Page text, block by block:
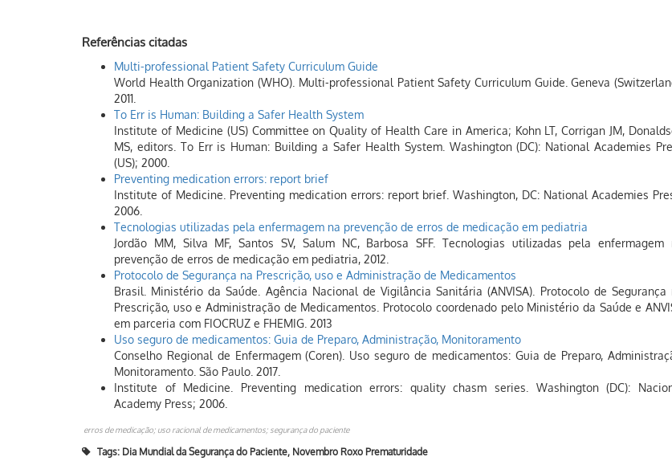
Referências citadas
Multi-professional Patient Safety Curriculum Guide
World Health Organization (WHO). Multi-professional Patient Safety Curriculum Guide. Geneva
2011.
To Err is Human: Building a Safer Health System
Institute of Medicine (US) Committee on Quality of Health Care in America; Kohn LT, Corrigan JM,
MS, editors. To Err is Human: Building a Safer Health System. Washington (DC): National Academies
(US); 2000.
Preventing medication errors: report brief
Institute of Medicine. Preventing medication errors: report brief. Washington, DC: National Academies
2006.
Tecnologias utilizadas pela enfermagem na prevenção de erros de medicação em pediatria
Jordão MM, Silva MF, Santos SV, Salum NC, Barbosa SFF. Tecnologias utilizadas pela enfermagem
prevenção de erros de medicação em pediatria, 2012.
Protocolo de Segurança na Prescrição, uso e Administração de Medicamentos
Brasil. Ministério da Saúde. Agência Nacional de Vigilância Sanitária (ANVISA). Protocolo de Segurança
Prescrição, uso e Administração de Medicamentos. Protocolo coordenado pelo Ministério da Saúde e
em parceria com FIOCRUZ e FHEMIG. 2013
Uso seguro de medicamentos: Guia de Preparo, Administração, Monitoramento
Conselho Regional de Enfermagem (Coren). Uso seguro de medicamentos: Guia de Preparo,
Monitoramento. São Paulo. 2017.
Institute of Medicine. Preventing medication errors: quality chasm series. Washington (DC):
Academy Press; 2006.
erros de medicação; uso racional de medicamentos; segurança do paciente
Tags: Dia Mundial da Segurança do Paciente, Novembro Roxo Prematuridade